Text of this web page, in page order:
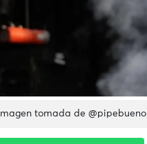
Imagen tomada de @pipebueno